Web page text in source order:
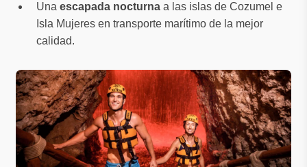
Una escapada nocturna a las islas de Cozumel e
Isla Mujeres en transporte marítimo de la mejor
calidad.